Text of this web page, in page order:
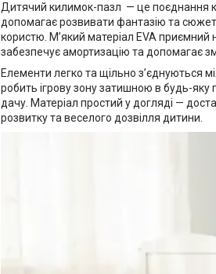
Дитячий килимок-пазл — це поєднання
допомагає розвивати фантазію та
користю. М’який матеріал EVA
забезпечує амортизацію та допомагає
Елементи легко та щільно з’єднуються
робить ігрову зону затишною в будь-яку
дачу. Матеріал простий у догляді —
розвитку та веселого дозвілля дитини.